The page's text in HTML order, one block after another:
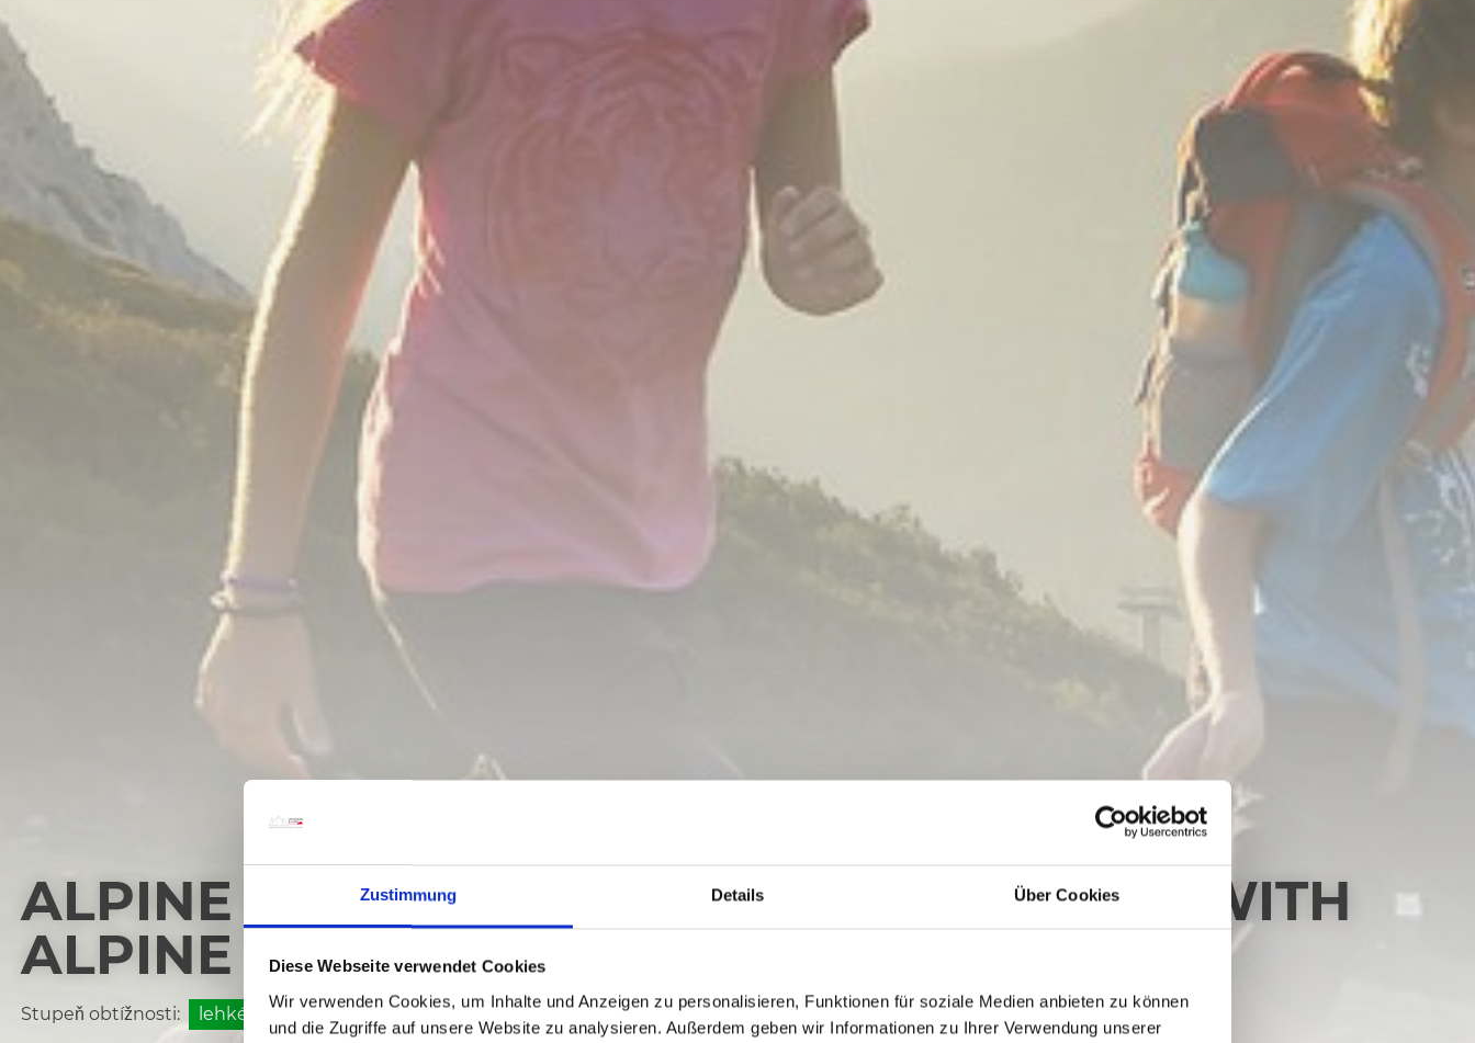
Zustimmung Details Über Cookies
Diese Webseite verwendet Cookies
Wir verwenden Cookies, um Inhalte und Anzeigen zu personalisieren, Funktionen für soziale Medien anbieten zu können
und die Zugriffe auf unsere Website zu analysieren. Außerdem geben wir Informationen zu Ihrer Verwendung unserer
ALPINE MEADOW HIKE - LEISURELY AND WITH
ALPINE TAVERN DESCENT - TW N25
Stupeň obtížnosti: lehké